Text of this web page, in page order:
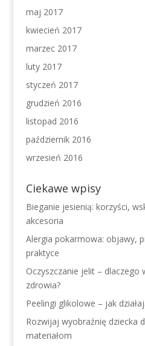
maj 2017
kwiecień 2017
marzec 2017
luty 2017
styczeń 2017
grudzień 2016
listopad 2016
październik 2016
wrzesień 2016
Ciekawe wpisy
Bieganie jesienią: korzyści,
akcesoria
Alergia pokarmowa: objawy,
praktyce
Oczyszczanie jelit – dlaczego
zdrowia?
Peelingi glikolowe – jak
Rozwijaj wyobraźnię dziecka
materiałom